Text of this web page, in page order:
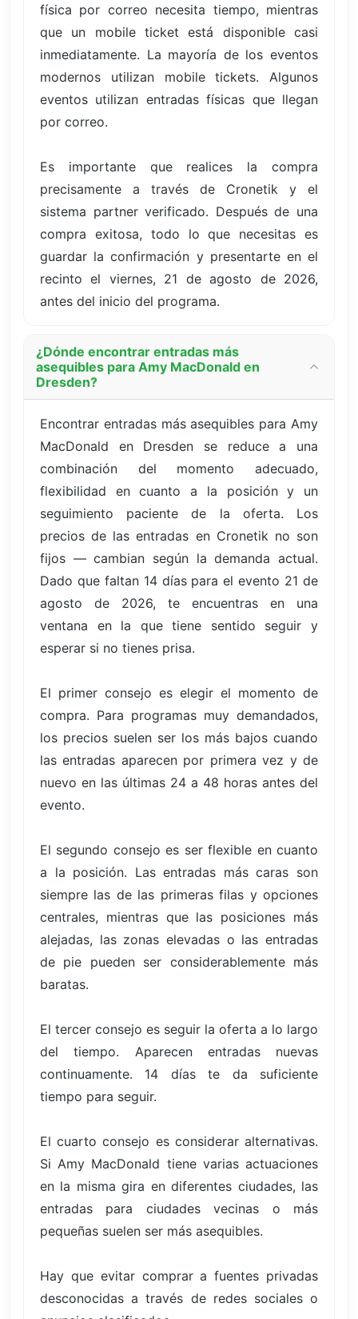
física por correo necesita tiempo, mientras
que un mobile ticket está disponible casi
inmediatamente. La mayoría de los eventos
modernos utilizan mobile tickets. Algunos
eventos utilizan entradas físicas que llegan
por correo.
Es importante que realices la compra
precisamente a través de Cronetik y el
sistema partner verificado. Después de una
compra exitosa, todo lo que necesitas es
guardar la confirmación y presentarte en el
recinto el viernes, 21 de agosto de 2026,
antes del inicio del programa.
¿Dónde encontrar entradas más
asequibles para Amy MacDonald en
Dresden?
Encontrar entradas más asequibles para Amy
MacDonald en Dresden se reduce a una
combinación del momento adecuado,
flexibilidad en cuanto a la posición y un
seguimiento paciente de la oferta. Los
precios de las entradas en Cronetik no son
fijos — cambian según la demanda actual.
Dado que faltan 14 días para el evento 21 de
agosto de 2026, te encuentras en una
ventana en la que tiene sentido seguir y
esperar si no tienes prisa.
El primer consejo es elegir el momento de
compra. Para programas muy demandados,
los precios suelen ser los más bajos cuando
las entradas aparecen por primera vez y de
nuevo en las últimas 24 a 48 horas antes del
evento.
El segundo consejo es ser flexible en cuanto
a la posición. Las entradas más caras son
siempre las de las primeras filas y opciones
centrales, mientras que las posiciones más
alejadas, las zonas elevadas o las entradas
de pie pueden ser considerablemente más
baratas.
El tercer consejo es seguir la oferta a lo largo
del tiempo. Aparecen entradas nuevas
continuamente. 14 días te da suficiente
tiempo para seguir.
El cuarto consejo es considerar alternativas.
Si Amy MacDonald tiene varias actuaciones
en la misma gira en diferentes ciudades, las
entradas para ciudades vecinas o más
pequeñas suelen ser más asequibles.
Hay que evitar comprar a fuentes privadas
desconocidas a través de redes sociales o